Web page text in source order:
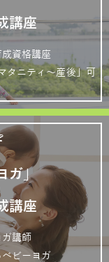
講座
資格講座
タニティ～産後」可
ガ」
講座
講師
ビーヨガ